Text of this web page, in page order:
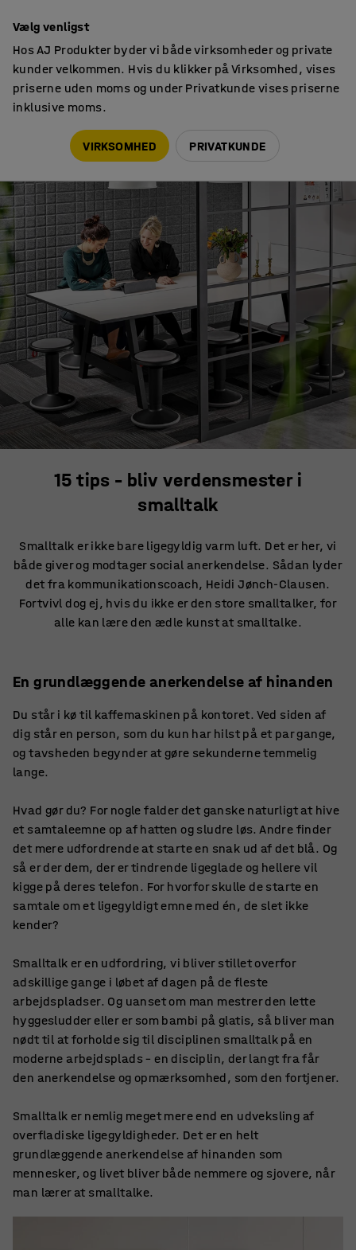
TIPS & TRENDS
15 tips – bliv verdensmester i
smalltalk
Smalltalk er ikke bare ligegyldig varm luft. Det er her, vi
både giver og modtager social anerkendelse. Sådan lyder
det fra kommunikationscoach, Heidi Jønch-Clausen.
Fortvivl dog ej, hvis du ikke er den store smalltalker, for
alle kan lære den ædle kunst at smalltalke.
En grundlæggende anerkendelse af hinanden
Du står i kø til kaffemaskinen på kontoret. Ved siden af
dig står en person, som du kun har hilst på et par gange,
og tavsheden begynder at gøre sekunderne temmelig
lange.
Hvad gør du? For nogle falder det ganske naturligt at hive
et samtaleemne op af hatten og sludre løs. Andre finder
det mere udfordrende at starte en snak ud af det blå. Og
så er der dem, der er tindrende ligeglade og hellere vil
kigge på deres telefon. For hvorfor skulle de starte en
samtale om et ligegyldigt emne med én, de slet ikke
kender?
Smalltalk er en udfordring, vi bliver stillet overfor
adskillige gange i løbet af dagen på de fleste
arbejdspladser. Og uanset om man mestrer den lette
hyggesludder eller er som bambi på glatis, så bliver man
nødt til at forholde sig til disciplinen smalltalk på en
moderne arbejdsplads – en disciplin, der langt fra får
den anerkendelse og opmærksomhed, som den fortjener.
Smalltalk er nemlig meget mere end en udveksling af
overfladiske ligegyldigheder. Det er en helt
grundlæggende anerkendelse af hinanden som
mennesker, og livet bliver både nemmere og sjovere, når
man lærer at smalltalke.
Vælg venligst
Hos AJ Produkter byder vi både virksomheder og private
kunder velkommen. Hvis du klikker på Virksomhed, vises
priserne uden moms og under Privatkunde vises priserne
inklusive moms.
VIRKSOMHED PRIVATKUNDE